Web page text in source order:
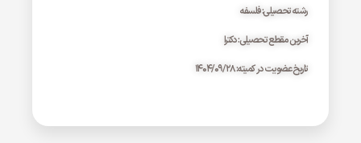
رشته تحصیلی: فلسفه
آخرین مقطع تحصیلی: دکترا
تاریخ عضویت در کمیته: ۱۴۰۴/۰۹/۲۸